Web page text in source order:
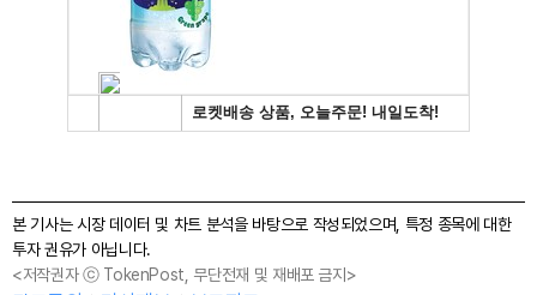
본 기사는 시장 데이터 및 차트 분석을 바탕으로 작성되었으며, 특정 종목에 대한
투자 권유가 아닙니다.
<저작권자 ⓒ TokenPost, 무단전재 및 재배포 금지>